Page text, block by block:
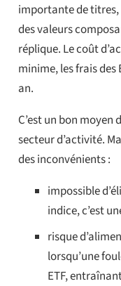
importante de titres,
des valeurs
réplique. Le coût
minime, les frais des
an.
C’est un bon moyen
secteur d’activité.
des inconvénients :
impossible
indice, c’est
risque
lorsqu’une
ETF,